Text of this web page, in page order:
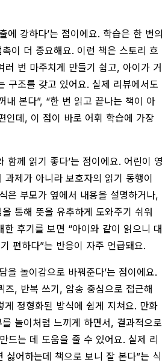
에 강하다’는 점이에요. 학습은 한 번의
이 더 중요해요. 이런 책은 스토리 흐
러 번 마주치게 만들기 쉽고, 아이가 거
구조를 갖고 있어요. 실제 리뷰에서도
내 본다”, “한 번 읽고 끝나는 책이 아
인데, 이 점이 바로 어휘 학습에 가장
함께 읽기 좋다’는 점이에요. 어린이 영
과제가 아니라 보호자의 읽기 동행이
은 부모가 옆에서 내용을 설명하거나,
통해 뜻을 유추하게 도와주기 쉬워
한 후기를 보면 “아이와 같이 읽으니 대
편하다”는 반응이 자주 언급돼요.
을 놀이감으로 바꿔준다’는 점이에요.
즈, 반복 쓰기, 암송 중심으로 접근해
게 정형화된 방식에 쉽게 지쳐요. 만화
놀이처럼 느끼게 하면서, 결과적으로
드는 데 도움을 줄 수 있어요. 실제 리
싫어하는데 책으로 보니 잘 본다”는 식